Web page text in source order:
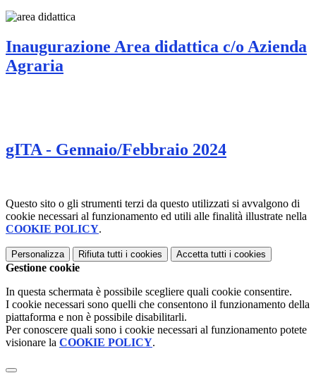
Inaugurazione Area didattica c/o Azienda
Agraria
gITA - Gennaio/Febbraio 2024
Questo sito o gli strumenti terzi da questo utilizzati si avvalgono di
cookie necessari al funzionamento ed utili alle finalità illustrate nella
COOKIE POLICY.
Personalizza Rifiuta tutti i cookies Accetta tutti i cookies
Gestione cookie
In questa schermata è possibile scegliere quali cookie consentire.
I cookie necessari sono quelli che consentono il funzionamento della
piattaforma e non è possibile disabilitarli.
Per conoscere quali sono i cookie necessari al funzionamento potete
visionare la COOKIE POLICY.